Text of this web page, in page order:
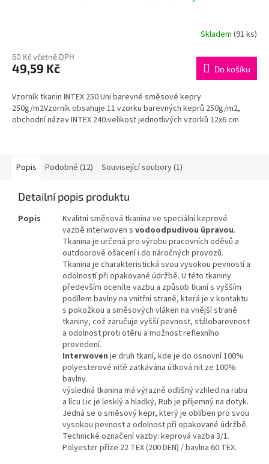
R
M
A
Skladem (91 ks)
60 Kč včetně DPH
49,59 Kč Do košíku
Vzorník tkanin INTEX 250 Uni barevné směsové kepry
250g/m2Vzorník obsahuje 11 vzorku barevných keprů 250g/m2,
obchodní název INTEX 240.velikost jednotlivých vzorků 12x6 cm
Popis Podobné (12) Související soubory (1)
Detailní popis produktu
Popis
Kvalitní směsová tkanina ve speciální keprové
vazbě interwoven s vodoodpudivou úpravou.
Tkanina je určená pro výrobu pracovních oděvů a
outdoorové ošacení i do náročných provozů.
Tkanina je charakteristická svou vysokou pevností a
odolností při opakované údržbě. U této tkaniny
především oceníte vazbu a způsob tkaní s vyšším
podílem bavlny na vnitřní straně, která je v kontaktu
s pokožkou a směsových vláken na vnější straně
tkaniny, což zaručuje vyšší pevnost, stálobarevnost
a odolnost proti otěru a možnost reflexního
provedení.
Interwoven je druh tkaní, kde je do osnovní 100%
polyesterové nitě zatkávána útková nit ze 100%
bavlny.
výsledná tkanina má výrazně odlišný vzhled na rubu
a lícu Lic je lesklý a hladký, Rub je příjemný na dotyk.
Jedná se o směsový kepr, který je oblíben pro svou
vysokou pevnost a odolnost při opakované údržbě.
Technické označení vazby: keprová vazba 3/1.
Polyester příze 22 TEX (200 DEN) / bavlna 60 TEX.